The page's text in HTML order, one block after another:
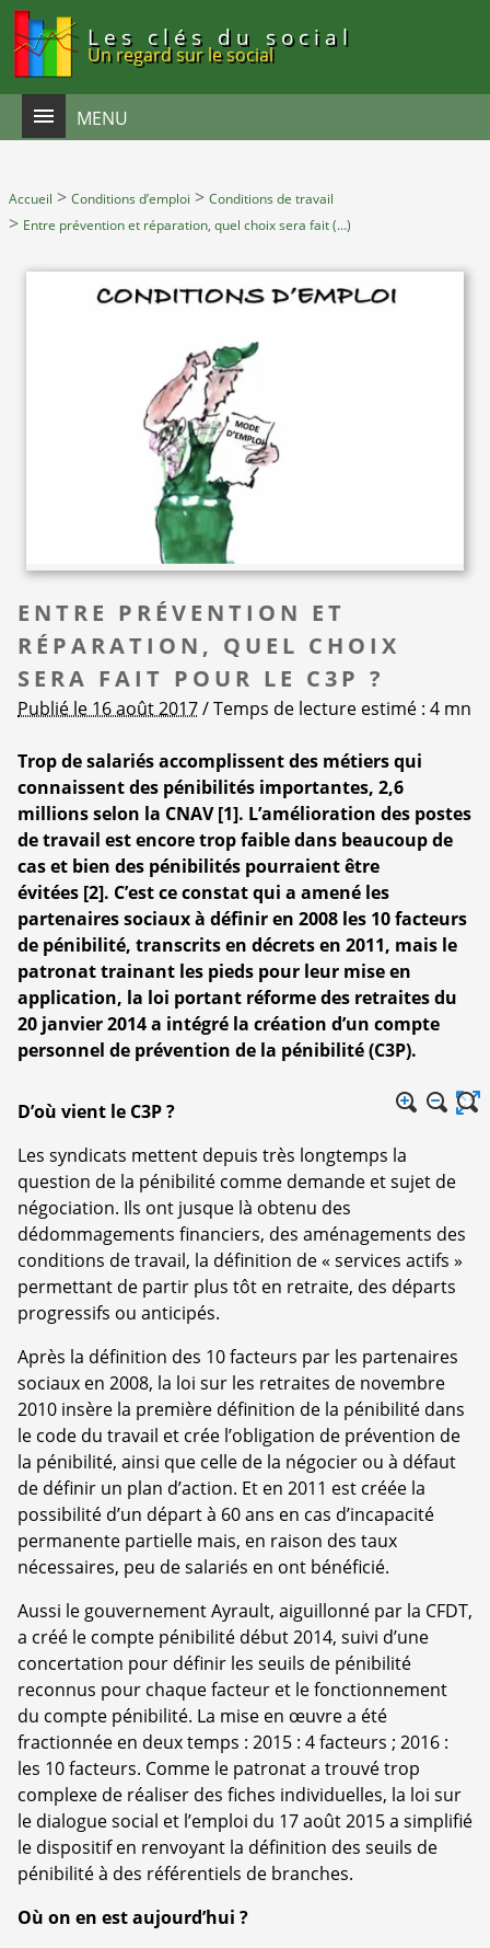
Les clés du social
Un regard sur le social
MENU
Accueil > Conditions d’emploi > Conditions de travail
> Entre prévention et réparation, quel choix sera fait (…)
ENTRE PRÉVENTION ET
RÉPARATION, QUEL CHOIX
SERA FAIT POUR LE C3P ?
Publié le 16 août 2017/ Temps de lecture estimé : 4 mn
Trop de salariés accomplissent des métiers qui
connaissent des pénibilités importantes, 2,6
millions selon la CNAV[1]. L’amélioration des postes
de travail est encore trop faible dans beaucoup de
cas et bien des pénibilités pourraient être
évitées [2]. C’est ce constat qui a amené les
partenaires sociaux à définir en 2008 les 10 facteurs
de pénibilité, transcrits en décrets en 2011, mais le
patronat trainant les pieds pour leur mise en
application, la loi portant réforme des retraites du
20 janvier 2014 a intégré la création d’un compte
personnel de prévention de la pénibilité (C3P).
D’où vient le C3P ?
Les syndicats mettent depuis très longtemps la
question de la pénibilité comme demande et sujet de
négociation. Ils ont jusque là obtenu des
dédommagements financiers, des aménagements des
conditions de travail, la définition de « services actifs »
permettant de partir plus tôt en retraite, des départs
progressifs ou anticipés.
Après la définition des 10 facteurs par les partenaires
sociaux en 2008, la loi sur les retraites de novembre
2010 insère la première définition de la pénibilité dans
le code du travail et crée l’obligation de prévention de
la pénibilité, ainsi que celle de la négocier ou à défaut
de définir un plan d’action. Et en 2011 est créée la
possibilité d’un départ à 60 ans en cas d’incapacité
permanente partielle mais, en raison des taux
nécessaires, peu de salariés en ont bénéficié.
Aussi le gouvernement Ayrault, aiguillonné par la CFDT,
a créé le compte pénibilité début 2014, suivi d’une
concertation pour définir les seuils de pénibilité
reconnus pour chaque facteur et le fonctionnement
du compte pénibilité. La mise en œuvre a été
fractionnée en deux temps : 2015 : 4 facteurs ; 2016 :
les 10 facteurs. Comme le patronat a trouvé trop
complexe de réaliser des fiches individuelles, la loi sur
le dialogue social et l’emploi du 17 août 2015 a simplifié
le dispositif en renvoyant la définition des seuils de
pénibilité à des référentiels de branches.
Où on en est aujourd’hui ?
Panneau de gestion des cookies